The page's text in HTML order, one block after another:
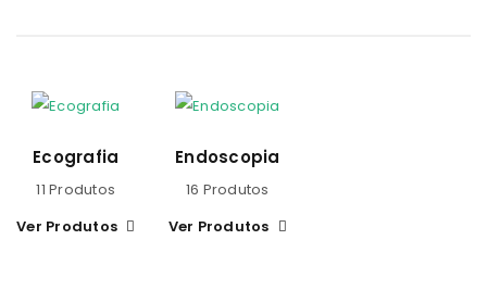
Ecografia
11 Produtos
Ver Produtos
Endoscopia
16 Produtos
Ver Produtos